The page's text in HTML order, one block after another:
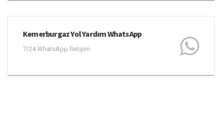
Kemerburgaz Yol Yardım WhatsApp
7/24 WhatsApp İletişim